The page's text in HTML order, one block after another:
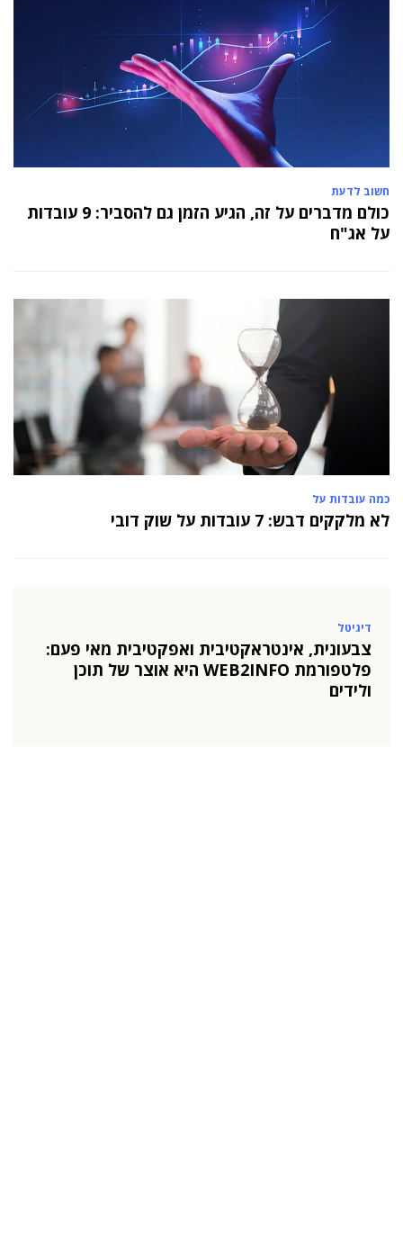
חשוב לדעת
כולם מדברים על זה, הגיע הזמן גם להסביר: 9 עובדות
על אג"ח
כמה עובדות על
לא מלקקים דבש: 7 עובדות על שוק דובי
דיגיטל
צבעונית, אינטראקטיבית ואפקטיבית מאי פעם:
פלטפורמת WEB2INFO היא אוצר של תוכן
ולידים